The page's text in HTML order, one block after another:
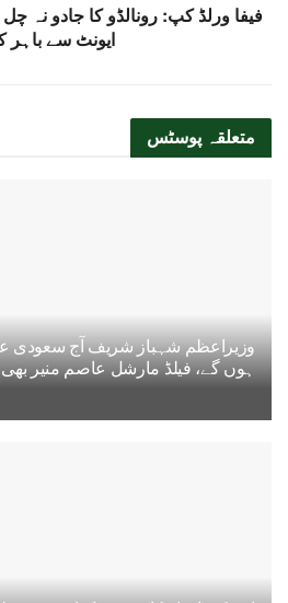
فیفا ورلڈ کپ: رونالڈو کا جادو نہ
ایونٹ سے باہر
متعلقہ پوسٹس
وزیراعظم شہباز شریف آج سعودی
ہوں گے، فیلڈ مارشل عاصم منیر